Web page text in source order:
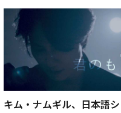
キム・ナムギル、日本語